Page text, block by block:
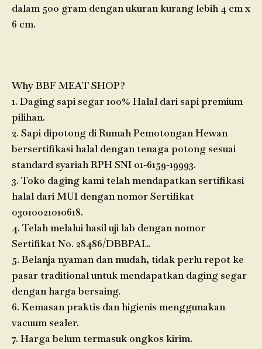
dalam 500 gram dengan ukuran kurang lebih 4 cm x
6 cm.
Why BBF MEAT SHOP?
1. Daging sapi segar 100% Halal dari sapi premium
pilihan.
2. Sapi dipotong di Rumah Pemotongan Hewan
bersertifikasi halal dengan tenaga potong sesuai
standard syariah RPH SNI 01-6159-19993.
3. Toko daging kami telah mendapatkan sertifikasi
halal dari MUI dengan nomor Sertifikat
03010021010618.
4. Telah melalui hasil uji lab dengan nomor
Sertifikat No. 28486/DBBPAL.
5. Belanja nyaman dan mudah, tidak perlu repot ke
pasar traditional untuk mendapatkan daging segar
dengan harga bersaing.
6. Kemasan praktis dan higienis menggunakan
vacuum sealer.
7. Harga belum termasuk ongkos kirim.